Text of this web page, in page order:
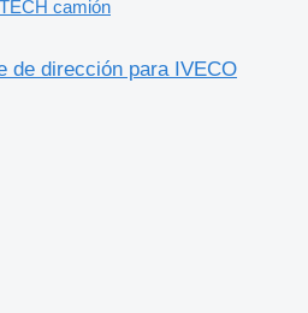
camión
de dirección para IVECO